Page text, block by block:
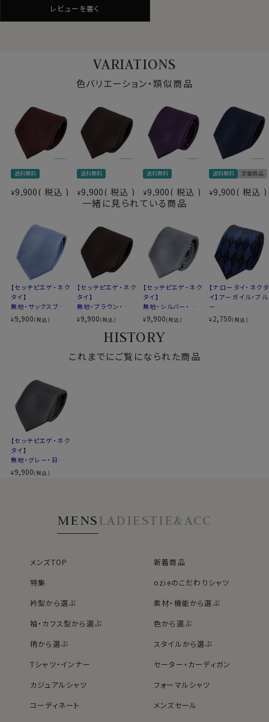
グレー
大剣の幅
約8.0cm
※３本よりどりの対象ではございません
レビューを書く
VARIATIONS
色バリエーション・類似商品
送料無料
¥9,900 税込
送料無料
¥9,900 税込
送料無料
¥9,900 税込
送料無料 定番商品
¥9,900 税込
一緒に見られている商品
【セッテピエゲ・ネク
タイ】
無地・サックスブル
ー・日本製
¥9,900(税込)
【セッテピエゲ・ネク
タイ】
無地・ブラウン・日本
製
¥9,900(税込)
【セッテピエゲ・ネク
タイ】
無地・シルバー・日
本製
¥9,900(税込)
【ナロータイ・ネクタ
イ】アーガイル・ブル
ー
¥2,750(税込)
HISTORY
これまでにご覧になられた商品
【セッテピエゲ・ネク
タイ】
無地・グレー・日本
製
¥9,900(税込)
MENSLADIESTIE&ACC
メンズTOP
新着商品
特集
ozieのこだわりシャツ
衿型から選ぶ
素材・機能から選ぶ
袖・カフス型から選ぶ
色から選ぶ
柄から選ぶ
スタイルから選ぶ
Tシャツ・インナー
セーター・カーディガン
カジュアルシャツ
フォーマルシャツ
コーディネート
メンズセール